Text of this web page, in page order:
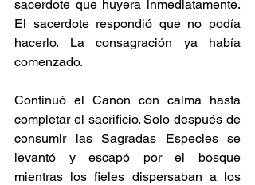
sacerdote que huyera inmediatamente.
El sacerdote respondió que no podía
hacerlo. La consagración ya había
comenzado.
Continuó el Canon con calma hasta
completar el sacrificio. Solo después de
consumir las Sagradas Especies se
levantó y escapó por el bosque
mientras los fieles dispersaban a los